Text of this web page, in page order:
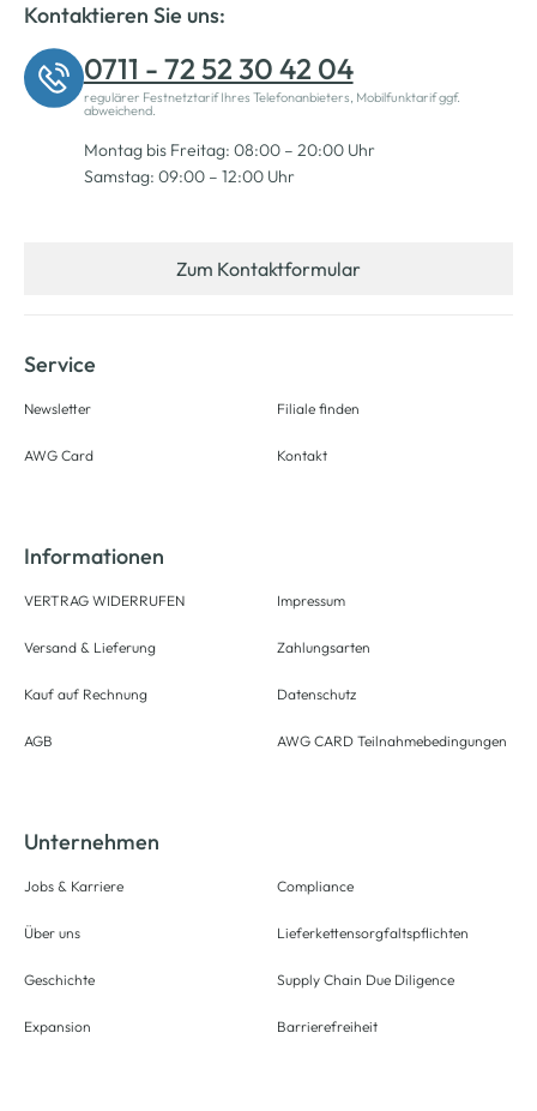
Kontaktieren Sie uns:
0711 - 72 52 30 42 04
regulärer Festnetztarif Ihres Telefonanbieters, Mobilfunktarif ggf.
abweichend.
Montag bis Freitag: 08:00 – 20:00 Uhr
Samstag: 09:00 – 12:00 Uhr
Zum Kontaktformular
Service
Newsletter
AWG Card
Filiale finden
Kontakt
Informationen
VERTRAG WIDERRUFEN
Versand & Lieferung
Kauf auf Rechnung
AGB
Impressum
Zahlungsarten
Datenschutz
AWG CARD Teilnahmebedingungen
Unternehmen
Jobs & Karriere
Über uns
Geschichte
Expansion
Compliance
Lieferkettensorgfaltspflichten
Supply Chain Due Diligence
Barrierefreiheit